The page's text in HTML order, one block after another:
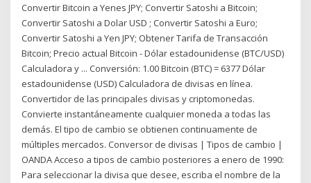
Convertir Bitcoin a Yenes JPY; Convertir Satoshi a Bitcoin;
Convertir Satoshi a Dolar USD ; Convertir Satoshi a Euro;
Convertir Satoshi a Yen JPY; Obtener Tarifa de Transacción
Bitcoin; Precio actual Bitcoin - Dólar estadounidense (BTC/USD)
Calculadora y ... Conversión: 1.00 Bitcoin (BTC) = 6377 Dólar
estadounidense (USD) Calculadora de divisas en línea.
Convertidor de las principales divisas y criptomonedas.
Convierte instantáneamente cualquier moneda a todas las
demás. El tipo de cambio se obtienen continuamente de
múltiples mercados. Conversor de divisas | Tipos de cambio |
OANDA Acceso a tipos de cambio posteriores a enero de 1990:
Para seleccionar la divisa que desee, escriba el nombre de la